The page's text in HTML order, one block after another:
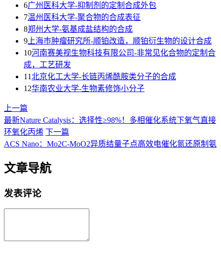
6广州医科大学-抑制剂的定制合成外包
7温州医科大学-聚合物的合成表征
8郑州大学-氨基成盐结构的合成
9 上海巿肿瘤研究所-顺铂改造，顺铂衍生物的设计合成
10河南赛美视生物科技有限公司-非常见化合物的定制合
成，工艺研发
11北京化工大学-长链丙烯酰胺类分子的合成
12华南农业大学-生物素修饰小分子
上一篇
最新Nature Catalysis：选择性≥98%！多相催化系统下氧气直接
环氧化丙烯 下一篇
ACS Nano：Mo2C-MoO2异质结量子点高效电催化氮还原制氨
文章导航
发表评论